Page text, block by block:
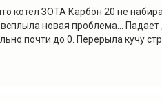
котел ЗОТА Карбон 20 не
новая проблема...
почти до 0. Перерыла кучу